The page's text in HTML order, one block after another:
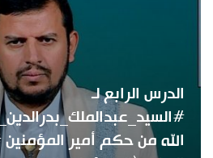
الدرس الرابع لـ
الله من حكم أمير